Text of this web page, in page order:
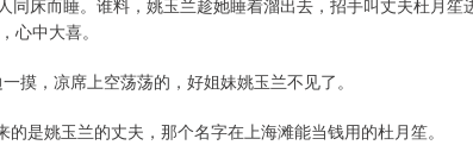
同床而睡。谁料，姚玉兰趁她睡着溜出去，招手叫丈夫杜月笙
心中大喜。
摸，凉席上空荡荡的，好姐妹姚玉兰不见了。
是姚玉兰的丈夫，那个名字在上海滩能当钱用的杜月笙。